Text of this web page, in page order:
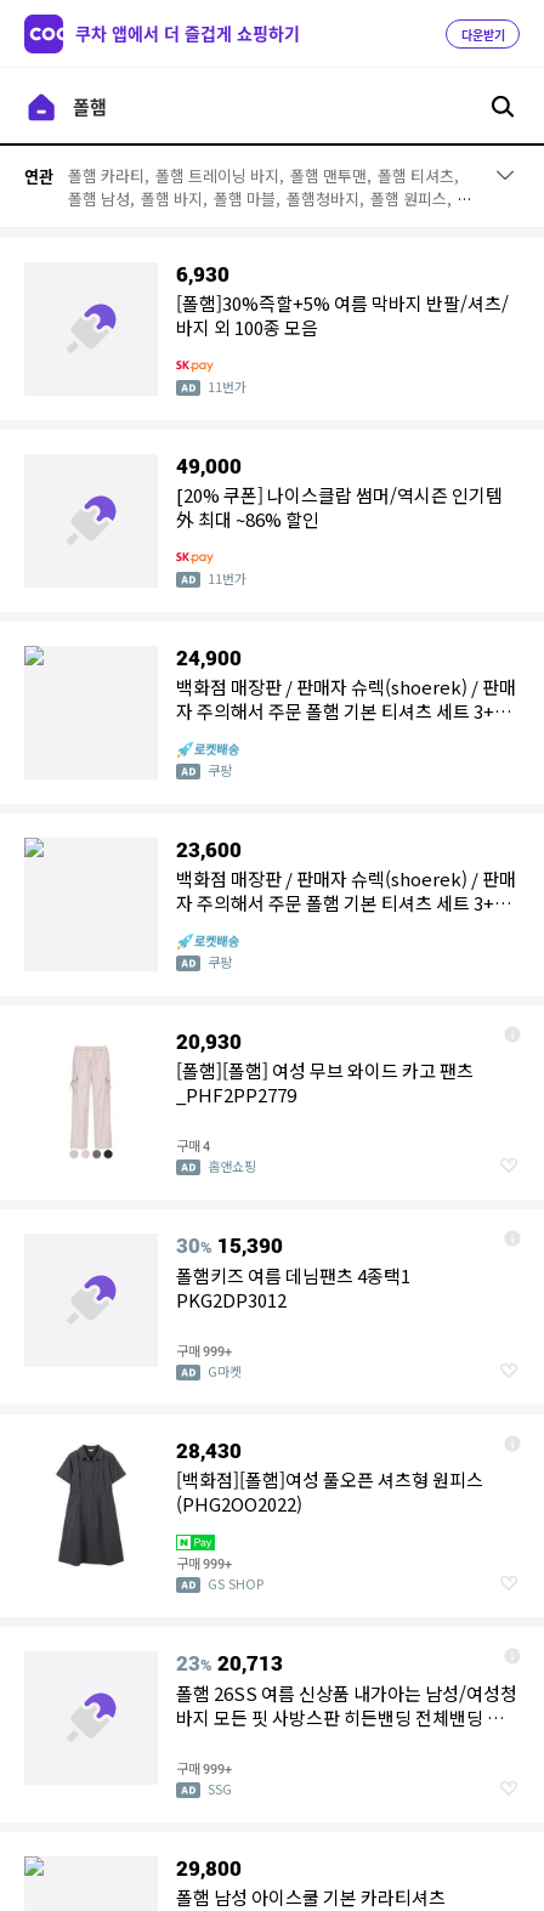
쿠차 앱에서 더 즐겁게 쇼핑하기 다운받기
연관 폴햄 카라티, 폴햄 트레이닝 바지, 폴햄 맨투맨, 폴햄 티셔츠,
폴햄 남성, 폴햄 바지, 폴햄 마블, 폴햄청바지, 폴햄 원피스, 폴
폴햄 더블부스트 구스다운 3030,
6,930
[폴햄]30%즉할+5% 여름 막바지 반팔/셔츠/
바지 외 100종 모음
11번가
49,000
[20% 쿠폰] 나이스클랍 썸머/역시즌 인기템
外 최대 ~86% 할인
11번가
24,900
백화점 매장판 / 판매자 슈렉(shoerek) / 판매
자 주의해서 주문 폴햄 기본 티셔츠 세트 3+1
반팔 티셔츠 4PCS 1세트
쿠팡
23,600
백화점 매장판 / 판매자 슈렉(shoerek) / 판매
자 주의해서 주문 폴햄 기본 티셔츠 세트 3+1
반팔 티셔츠 4PCS 1세트
쿠팡
20,930
[폴햄][폴햄] 여성 무브 와이드 카고 팬츠
_PHF2PP2779
구매4
홈앤쇼핑
30% 15,390
폴햄키즈 여름 데님팬츠 4종택1
PKG2DP3012
구매999+
G마켓
28,430
[백화점][폴햄]여성 풀오픈 셔츠형 원피스
(PHG2OO2022)
구매999+
GS SHOP
23% 20,713
폴햄 26SS 여름 신상품 내가아는 남성/여성청
바지 모든 핏 사방스판 히든밴딩 전체밴딩 와
구매999+
SSG
29,800
폴햄 남성 아이스쿨 기본 카라티셔츠